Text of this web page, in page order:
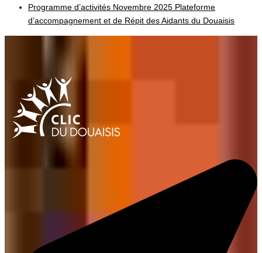
Programme d’activités Novembre 2025 Plateforme
d’accompagnement et de Répit des Aidants du Douaisis